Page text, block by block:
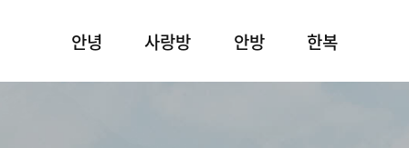
안녕 사랑방 안방 한복